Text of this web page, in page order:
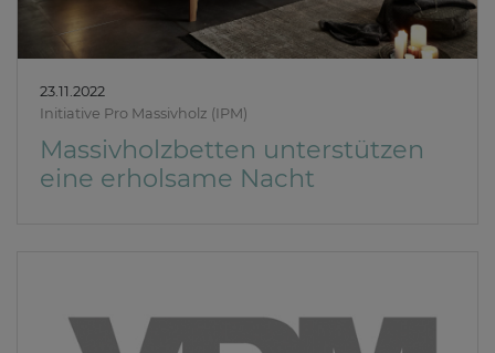
23.11.2022
Initiative Pro Massivholz (IPM)
Massivholzbetten unterstützen
eine erholsame Nacht